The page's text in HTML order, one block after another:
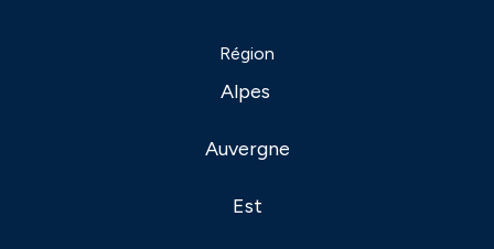
Région
Alpes
Auvergne
Est